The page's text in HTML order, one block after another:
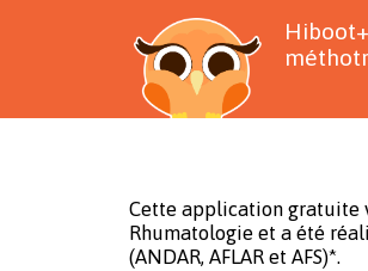
Cette application gratuite
Rhumatologie et a été
(ANDAR, AFLAR et AFS)*.